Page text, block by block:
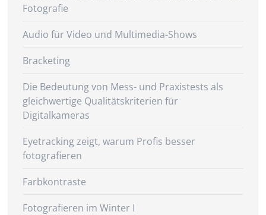
Fotografie
Audio für Video und Multimedia-Shows
Bracketing
Die Bedeutung von Mess- und Praxistests als
gleichwertige Qualitätskriterien für
Digitalkameras
Eyetracking zeigt, warum Profis besser
fotografieren
Farbkontraste
Fotografieren im Winter I